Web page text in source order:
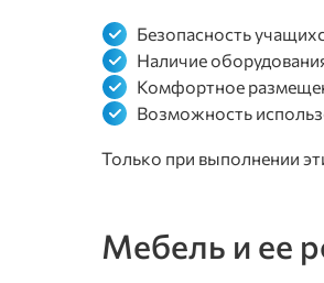
Безопасность
Наличие
Комфортное
Возможность
Только при выполнении
Мебель и ее